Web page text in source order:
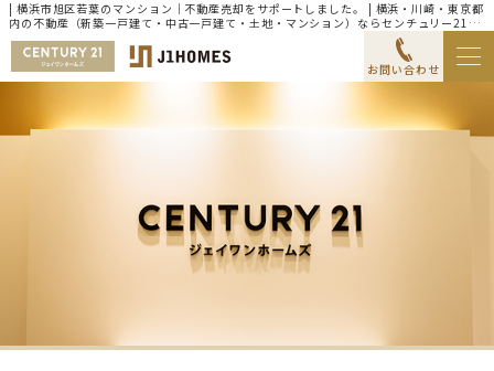
| 横浜市旭区若葉のマンション｜不動産売却をサポートしました。 | 横浜・川崎・東京都
内の不動産（新築一戸建て・中古一戸建て・土地・マンション）ならセンチュリー21ジ
ェイワンホームズ
お問い合わせ